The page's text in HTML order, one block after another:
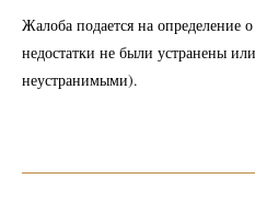
Жалоба подается на определение о
недостатки не были устранены
неустранимыми).